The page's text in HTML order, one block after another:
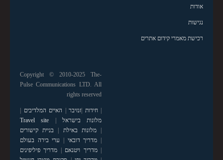
אודות
נגישות
רכישת מאמרי קידום אתרים
Copyright © 2010-2025 The-
Pulse Communications LTD. All
rights reserved
|חידות |זנזיבר | האיים המלדיבים |
מלונות בישראל |
Travel site
|מלונות באילת | בניית קישורים
| מדריך דובאי | ערי בירה בעולם
|מדריך ויטנאם | מדריך פיליפינים